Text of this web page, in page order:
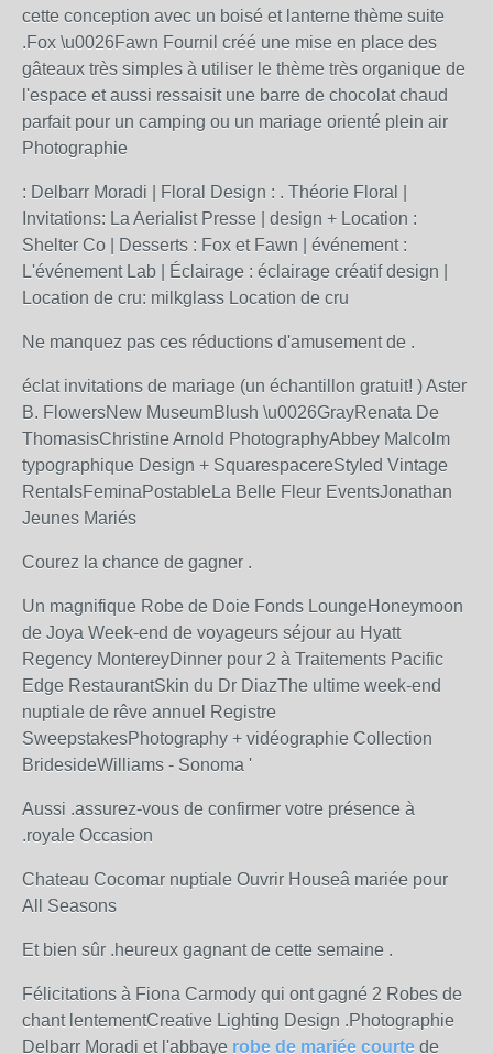
cette conception avec un boisé et lanterne thème suite
.Fox \u0026Fawn Fournil créé une mise en place des
gâteaux très simples à utiliser le thème très organique de
l'espace et aussi ressaisit une barre de chocolat chaud
parfait pour un camping ou un mariage orienté plein air
Photographie
: Delbarr Moradi | Floral Design : . Théorie Floral |
Invitations: La Aerialist Presse | design + Location :
Shelter Co | Desserts : Fox et Fawn | événement :
L'événement Lab | Éclairage : éclairage créatif design |
Location de cru: milkglass Location de cru
Ne manquez pas ces réductions d'amusement de .
éclat invitations de mariage (un échantillon gratuit! ) Aster
B. FlowersNew MuseumBlush \u0026GrayRenata De
ThomasisChristine Arnold PhotographyAbbey Malcolm
typographique Design + SquarespacereStyled Vintage
RentalsFeminaPostableLa Belle Fleur EventsJonathan
Jeunes Mariés
Courez la chance de gagner .
Un magnifique Robe de Doie Fonds LoungeHoneymoon
de Joya Week-end de voyageurs séjour au Hyatt
Regency MontereyDinner pour 2 à Traitements Pacific
Edge RestaurantSkin du Dr DiazThe ultime week-end
nuptiale de rêve annuel Registre
SweepstakesPhotography + vidéographie Collection
BridesideWilliams - Sonoma '
Aussi .assurez-vous de confirmer votre présence à
.royale Occasion
Chateau Cocomar nuptiale Ouvrir Houseâ mariée pour
All Seasons
Et bien sûr .heureux gagnant de cette semaine .
Félicitations à Fiona Carmody qui ont gagné 2 Robes de
chant lentementCreative Lighting Design .Photographie
Delbarr Moradi et l'abbaye robe de mariée courte de